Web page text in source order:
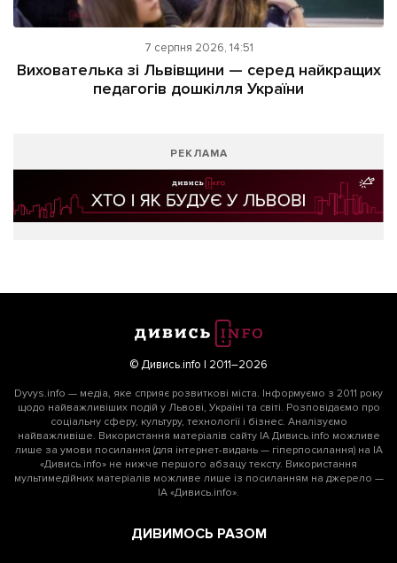
7 серпня 2026, 14:51
Вихователька зі Львівщини — серед найкращих
педагогів дошкілля України
РЕКЛАМА
© Дивись.info | 2011–2026
Dyvys.info — медіа, яке сприяє розвиткові міста. Інформуємо з 2011 року
щодо найважливіших подій у Львові, Україні та світі. Розповідаємо про
соціальну сферу, культуру, технології і бізнес. Аналізуємо
найважливіше. Використання матеріалів сайту ІА Дивись.info можливе
лише за умови посилання (для інтернет-видань — гіперпосилання) на ІА
«Дивись.info» не нижче першого абзацу тексту. Використання
мультимедійних матеріалів можливе лише із посиланням на джерело —
ІА «Дивись.info».
ДИВИМОСЬ РАЗОМ